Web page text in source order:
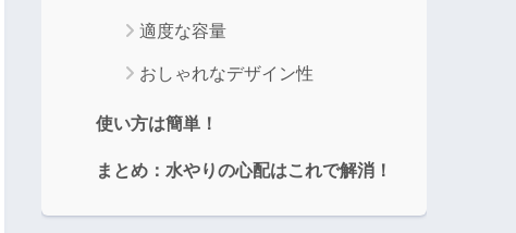
適度な容量
おしゃれなデザイン性
使い方は簡単！
まとめ：水やりの心配はこれで解消！